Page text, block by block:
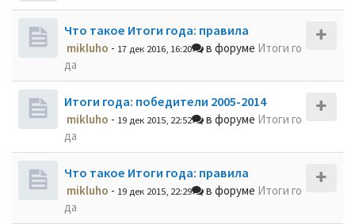
Что такое Итоги года: правила
mikluho - 17 дек 2016, 16:20 в форуме Итоги го
да
Итоги года: победители 2005-2014
mikluho - 19 дек 2015, 22:52 в форуме Итоги го
да
Что такое Итоги года: правила
mikluho - 19 дек 2015, 22:29 в форуме Итоги го
да